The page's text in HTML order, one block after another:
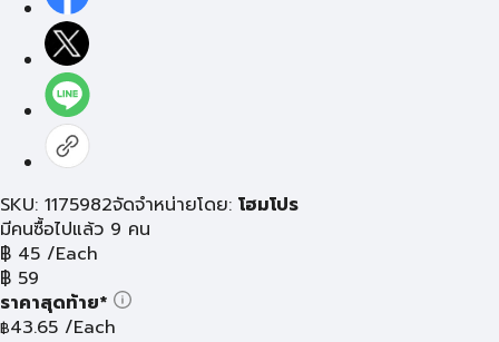
SKU: 1175982จัดจำหน่ายโดย: โฮมโปร
มีคนซื้อไปแล้ว 9 คน
฿ 45 /Each
฿ 59
ราคาสุดท้าย*
฿43.65 /Each